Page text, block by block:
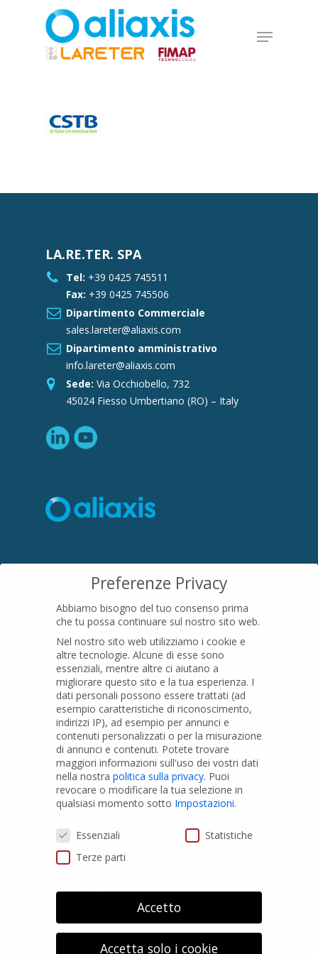
Menu
LA.RE.TER. SPA
Tel: +39 0425 745511
Fax: +39 0425 745506
Dipartimento Commerciale
sales.lareter@aliaxis.com
Dipartimento amministrativo
info.lareter@aliaxis.com
Sede: Via Occhiobello, 732
45024 Fiesso Umbertiano (RO) – Italy
16015 Casella (GE) – Italy
01079200299
PRODOTTI
Tubi PVC
Raccordi PVC
Tubi e Raccordi in PVC-A
Pozzi Artesiani
Privacy Policy
GDPR Personal data
Preferenze Privacy
Abbiamo bisogno del tuo consenso prima
che tu possa continuare sul nostro sito web.
Nel nostro sito web utilizziamo i cookie e
altre tecnologie. Alcune di esse sono
essenziali, mentre altre ci aiutano a
migliorare questo sito e la tua esperienza. I
dati personali possono essere trattati (ad
esempio caratteristiche di riconoscimento,
indirizzi IP), ad esempio per annunci e
contenuti personalizzati o per la misurazione
di annunci e contenuti. Potete trovare
maggiori informazioni sull'uso dei vostri dati
nella nostra politica sulla privacy. Puoi
revocare o modificare la tua selezione in
qualsiasi momento sotto Impostazioni.
Preferenze Privacy
Essenziali
Statistiche
Terze parti
Accetto
Accetta solo i cookie